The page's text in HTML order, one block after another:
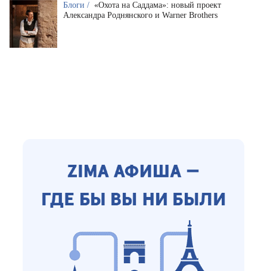
Блоги / «Охота на Саддама»: новый проект
Александра Роднянского и Warner Brothers